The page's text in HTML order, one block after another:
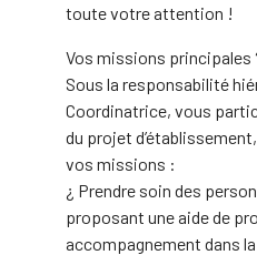
toute votre attention !
Vos missions principales
Sous la responsabilité
Coordinatrice, vous
du projet
vos missions :
¿ Prendre soin des
proposant une aide de
accompagnement dans